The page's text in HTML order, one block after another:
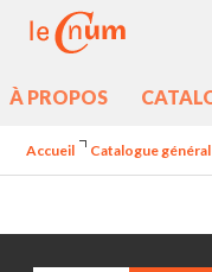
À PROPOS
Accueil Catalogue général